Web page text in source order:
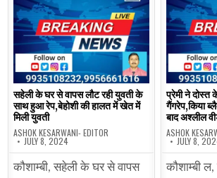
सहेली के घर से वापस लौट रही युवती के
साथ हुआ रेप,बेहोशी की हालत में खेत में
मिली युवती
ASHOK KESARWANI- EDITOR
JULY 8, 2024
कौशाम्बी, सहेली के घर से वापस
प्रेमी ने दोस्त
गैंगरेप,किया
बाद अश्लील
ASHOK
JULY 8,
कौशाम्बी